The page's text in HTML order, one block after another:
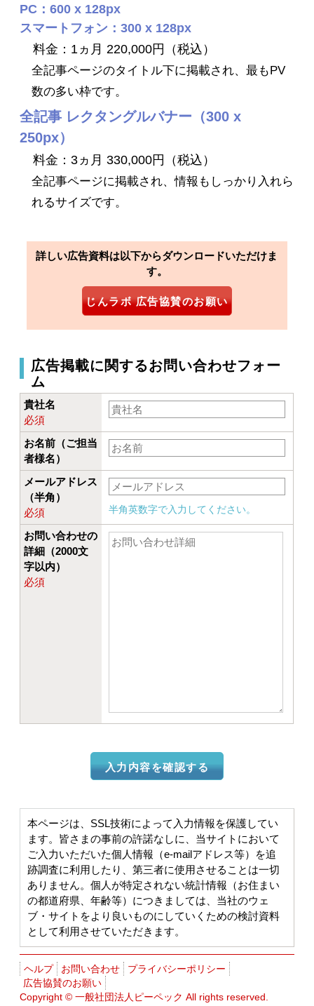
PC：600 x 128px
スマートフォン：300 x 128px
料金：1ヵ月 220,000円（税込）
全記事ページのタイトル下に掲載され、最もPV
数の多い枠です。
全記事 レクタングルバナー（300 x
250px）
料金：3ヵ月 330,000円（税込）
全記事ページに掲載され、情報もしっかり入れら
れるサイズです。
詳しい広告資料は以下からダウンロードいただけま
す。
じんラボ 広告協賛のお願い
広告掲載に関するお問い合わせフォー
ム
貴社名
必須
お名前（ご担当
者様名）
メールアドレス
（半角）
必須
半角英数字で入力してください。
お問い合わせの
詳細（2000文
字以内）
必須
本ページは、SSL技術によって入力情報を保護してい
ます。皆さまの事前の許諾なしに、当サイトにおいて
ご入力いただいた個人情報（e-mailアドレス等）を追
跡調査に利用したり、第三者に使用させることは一切
ありません。個人が特定されない統計情報（お住まい
の都道府県、年齢等）につきましては、当社のウェ
ブ・サイトをより良いものにしていくための検討資料
として利用させていただきます。
ヘルプ お問い合わせ
プライバシーポリシー
広告協賛のお願い
Copyright ©一般社団法人ピーペック All rights reserved.